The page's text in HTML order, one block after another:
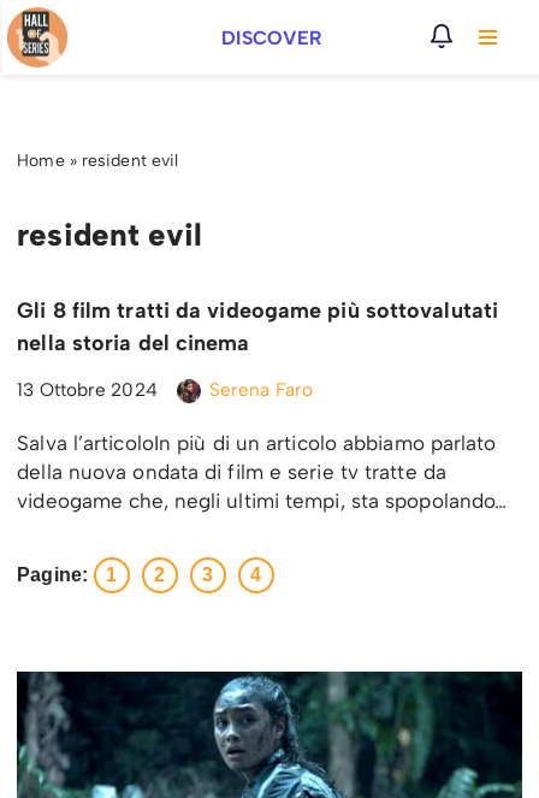
Vai
DISCOVER
Home» resident evil
resident evil
Gli 8 film tratti da videogame più sottovalutati
nella storia del cinema
13 Ottobre 2024 Serena Faro
Salva l’articoloIn più di un articolo abbiamo parlato
della nuova ondata di film e serie tv tratte da
videogame che, negli ultimi tempi, sta spopolando…
Pagine: 1 2 3 4